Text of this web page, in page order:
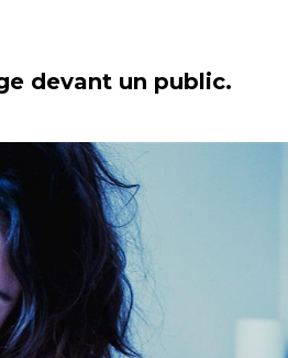
devant un public.